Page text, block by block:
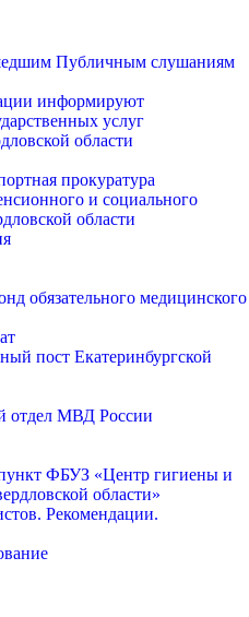
Публичным слушаниям
информируют
услуг
области
прокуратура
и социального
области
обязательного медицинского
пост Екатеринбургской
отдел МВД России
ФБУЗ «Центр гигиены и
области»
Рекомендации.